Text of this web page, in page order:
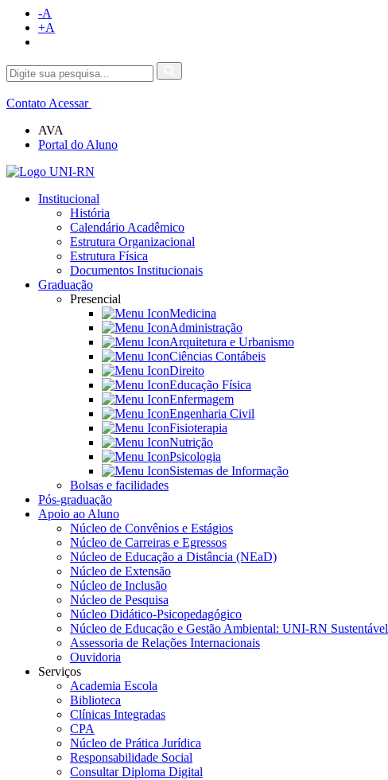
-A
+A
Contato Acessar
AVA
Portal do Aluno
Institucional
História
Calendário Acadêmico
Estrutura Organizacional
Estrutura Física
Documentos Institucionais
Graduação
Presencial
Medicina
Administração
Arquitetura e Urbanismo
Ciências Contábeis
Direito
Educação Física
Enfermagem
Engenharia Civil
Fisioterapia
Nutrição
Psicologia
Sistemas de Informação
Bolsas e facilidades
Pós-graduação
Apoio ao Aluno
Núcleo de Convênios e Estágios
Núcleo de Carreiras e Egressos
Núcleo de Educação a Distância (NEaD)
Núcleo de Extensão
Núcleo de Inclusão
Núcleo de Pesquisa
Núcleo Didático-Psicopedagógico
Núcleo de Educação e Gestão Ambiental: UNI-RN Sustentável
Assessoria de Relações Internacionais
Ouvidoria
Serviços
Academia Escola
Biblioteca
Clínicas Integradas
CPA
Núcleo de Prática Jurídica
Responsabilidade Social
Consultar Diploma Digital